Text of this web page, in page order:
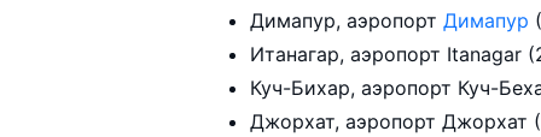
Димапур, аэропортДимапур